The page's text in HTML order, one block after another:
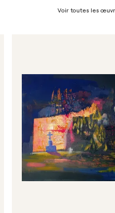
Voir toutes les